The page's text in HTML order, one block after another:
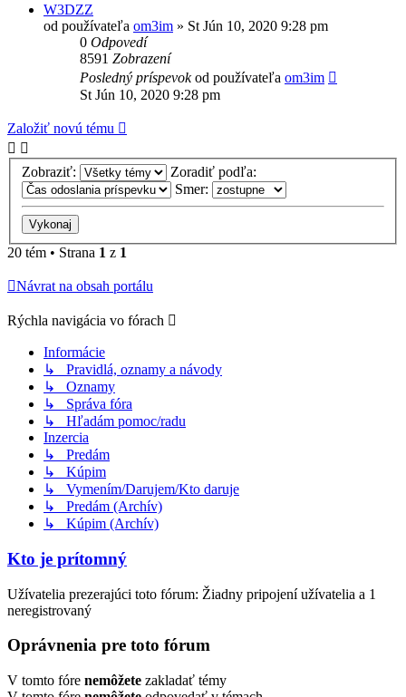
W3DZZ
od používateľa om3im » St Jún 10, 2020 9:28 pm
0 Odpovedí
8591 Zobrazení
Posledný príspevokod používateľa om3im
St Jún 10, 2020 9:28 pm
Založiť novú tému
Zobraziť:
Zoradiť podľa:
Smer:
20 tém • Strana 1 z 1
Návrat na obsah portálu
Rýchla navigácia vo fórach
Informácie
↳ Pravidlá, oznamy a návody
↳ Oznamy
↳ Správa fóra
↳ Hľadám pomoc/radu
Inzercia
↳ Predám
↳ Kúpim
↳ Vymením/Darujem/Kto daruje
↳ Predám (Archív)
↳ Kúpim (Archív)
Kto je prítomný
Užívatelia prezerajúci toto fórum: Žiadny pripojení užívatelia a 1
neregistrovaný
Oprávnenia pre toto fórum
V tomto fóre nemôžete zakladať témy